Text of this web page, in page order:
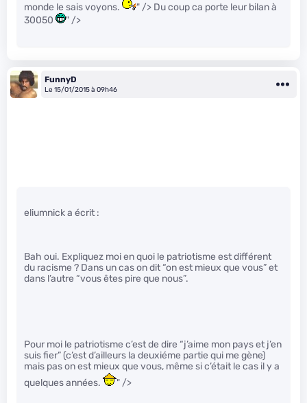
monde le sais voyons.
" /> Du coup ca porte leur bilan à
30050
" />
FunnyD
Le 15/01/2015 à 09h46
eliumnick a écrit :
Bah oui. Expliquez moi en quoi le patriotisme est différent
du racisme ? Dans un cas on dit “on est mieux que vous” et
dans l’autre “vous êtes pire que nous”.
Pour moi le patriotisme c’est de dire “j’aime mon pays et j’en
suis fier” (c’est d’ailleurs la deuxiéme partie qui me gène)
mais pas on est mieux que vous, même si c’était le cas il y a
quelques années.
" />